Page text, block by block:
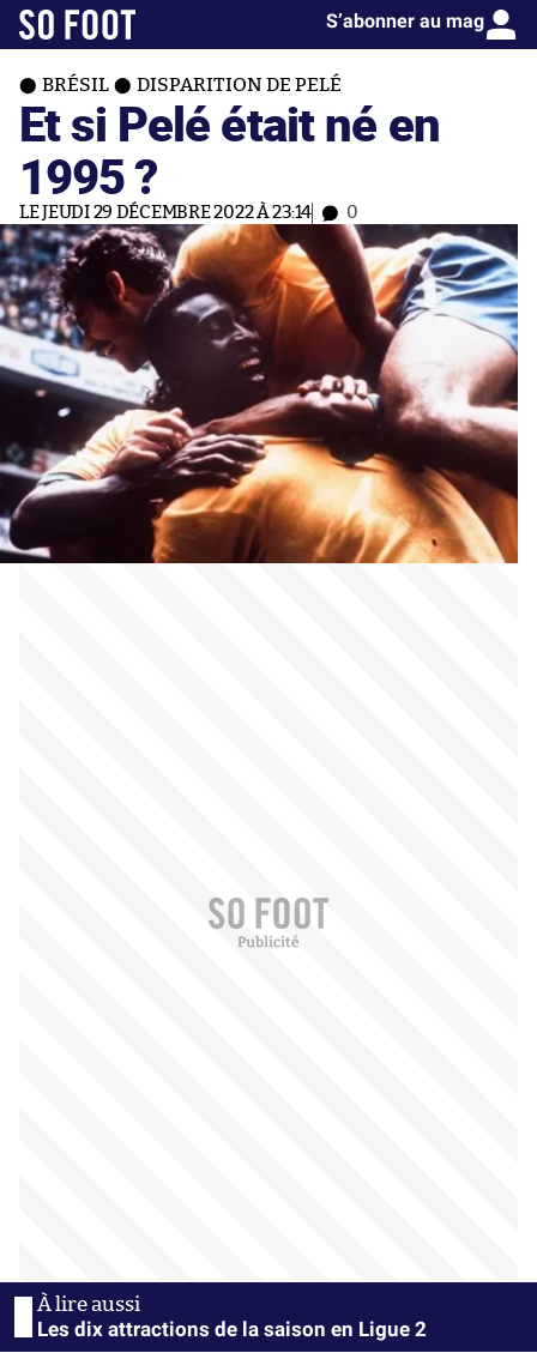
S’abonner au mag
BRÉSIL DISPARITION DE PELÉ
Et si Pelé était né en
1995 ?
LE JEUDI 29 DÉCEMBRE 2022 À 23:14 0
Les dix attractions de la saison en Ligue 2